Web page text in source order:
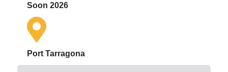
Soon 2026
Port Tarragona